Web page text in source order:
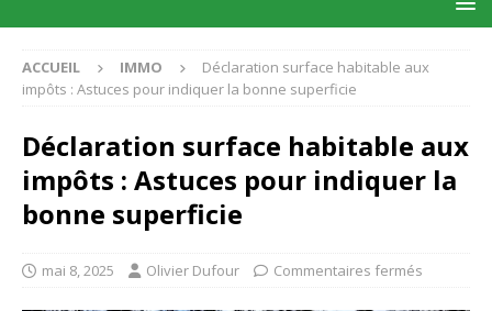
ACCUEIL IMMO
Déclaration surface habitable aux
impôts : Astuces pour indiquer la bonne superficie
Déclaration surface habitable aux
impôts : Astuces pour indiquer la
bonne superficie
mai 8, 2025 Olivier Dufour Commentaires fermés